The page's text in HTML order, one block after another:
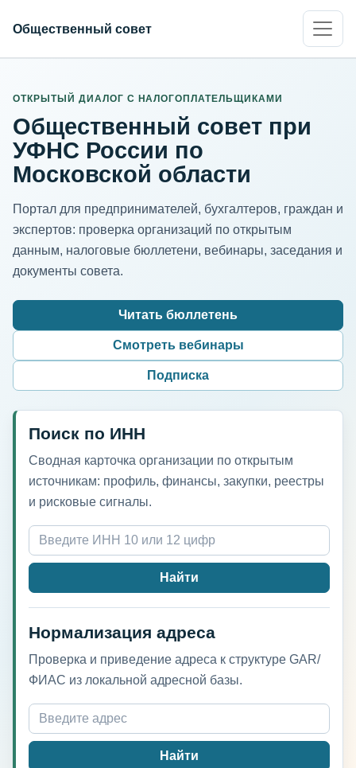
Общественный совет
ОТКРЫТЫЙ ДИАЛОГ С НАЛОГОПЛАТЕЛЬЩИКАМИ
Общественный совет при
УФНС России по
Московской области
Портал для предпринимателей, бухгалтеров, граждан и
экспертов: проверка организаций по открытым
данным, налоговые бюллетени, вебинары, заседания и
документы совета.
Читать бюллетень
Смотреть вебинары
Подписка
Поиск по ИНН
Сводная карточка организации по открытым
источникам: профиль, финансы, закупки, реестры
и рисковые сигналы.
ИНН организации
Найти
Нормализация адреса
Проверка и приведение адреса к структуре GAR/
ФИАС из локальной адресной базы.
Адрес для нормализации
Найти